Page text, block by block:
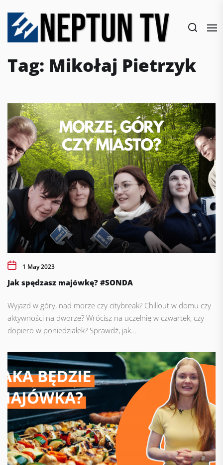
content
Tag: Mikołaj Pietrzyk
1 May 2023
Jak spędzasz majówkę? #SONDA
Wyjazd w góry, nad morze czy citybreak? Chillout w domu czy
aktywności na dworze? Wrócisz na uczelnię w czwartek, czy
dopiero w poniedziałek? Sprawdź, jak...